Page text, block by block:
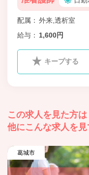
配属
外来,透析室
給与
1,600円
キープする
この求人を見た方は
他にこんな求人を
葛城市